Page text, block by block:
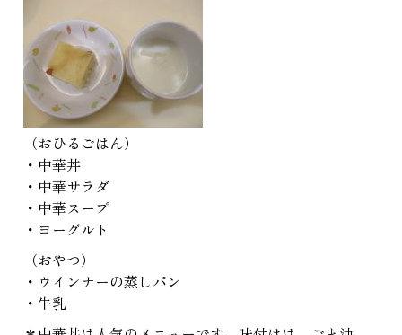
（おひるごはん）
・中華丼
・中華サラダ
・中華スープ
・ヨーグルト
（おやつ）
・ウインナーの蒸しパン
・牛乳